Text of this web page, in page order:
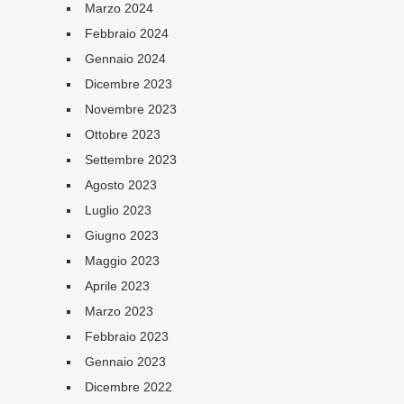
Marzo 2024
Febbraio 2024
Gennaio 2024
Dicembre 2023
Novembre 2023
Ottobre 2023
Settembre 2023
Agosto 2023
Luglio 2023
Giugno 2023
Maggio 2023
Aprile 2023
Marzo 2023
Febbraio 2023
Gennaio 2023
Dicembre 2022